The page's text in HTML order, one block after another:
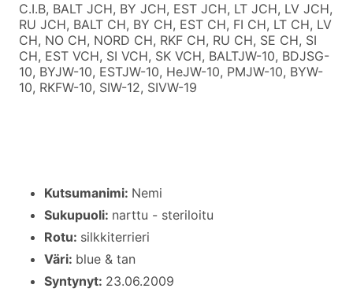
C.I.B, BALT JCH, BY JCH, EST JCH, LT JCH, LV JCH,
RU JCH, BALT CH, BY CH, EST CH, FI CH, LT CH, LV
CH, NO CH, NORD CH, RKF CH, RU CH, SE CH, SI
CH, EST VCH, SI VCH, SK VCH, BALTJW-10, BDJSG-
10, BYJW-10, ESTJW-10, HeJW-10, PMJW-10, BYW-
10, RKFW-10, SIW-12, SIVW-19
Kutsumanimi: Nemi
Sukupuoli: narttu - steriloitu
Rotu: silkkiterrieri
Väri: blue & tan
Syntynyt: 23.06.2009